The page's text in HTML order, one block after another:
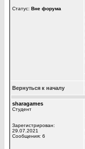
Статус: Вне форума
Вернуться к началу
sharagames
Студент
Зарегистрирован:
29.07.2021
Сообщения: 6